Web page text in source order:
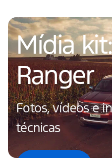
Mídia
Ranger
Fotos, vídeos e
técnicas